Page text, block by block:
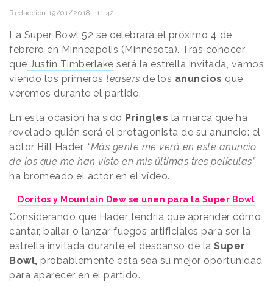
Redacción 19/01/2018 · 11:42
La Super Bowl 52 se celebrará el próximo 4 de
febrero en Minneapolis (Minnesota). Tras conocer
que Justin Timberlake será la estrella invitada, vamos
viendo los primeros teasers de los anuncios que
veremos durante el partido.
En esta ocasión ha sido Pringles la marca que ha
revelado quién será el protagonista de su anuncio: el
actor Bill Hader. “Más gente me verá en este anuncio
de los que me han visto en mis últimas tres películas”
ha bromeado el actor en el vídeo.
Doritos y Mountain Dew se unen para la Super Bowl
Considerando que Hader tendría que aprender cómo
cantar, bailar o lanzar fuegos artificiales para ser la
estrella invitada durante el descanso de la Super
Bowl, probablemente esta sea su mejor oportunidad
para aparecer en el partido.